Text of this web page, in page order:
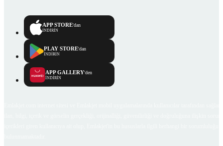
APP STORE'dan
İNDİRİN
PLAY STORE'dan
İNDİRİN
APP GALLERY'den
İNDİRİN